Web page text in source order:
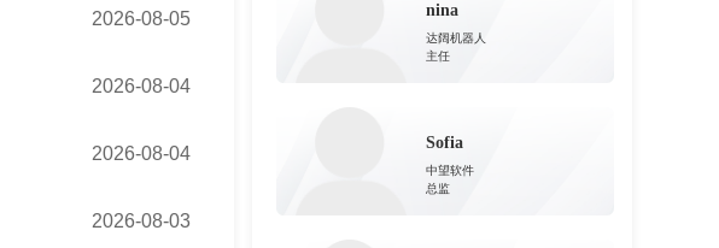
2026-08-05
2026-08-04
2026-08-04
2026-08-03
nina
达阔机器人
主任
Sofia
中望软件
总监